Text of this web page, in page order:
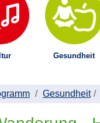
Gesundheit
Gesundheit